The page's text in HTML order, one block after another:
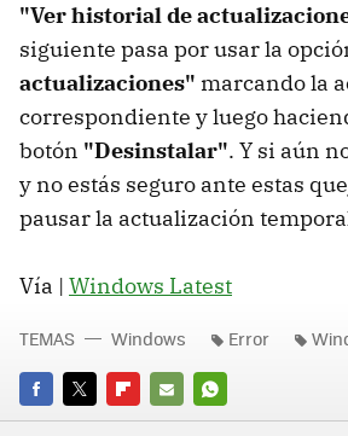
"Ver historial de
siguiente pasa por usar la
actualizaciones" marcando la
correspondiente y luego
botón "Desinstalar". Y si aún
y no estás seguro ante estas
pausar la actualización
Vía | Windows Latest
FACEBOOK
TWITTERFLIPBOARD
E-
WHATSAPP
TEMAS Windows Error